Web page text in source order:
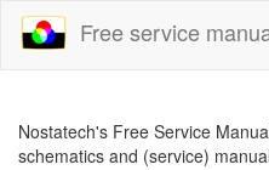
Free service
Nostatech's Free Service
schematics and (service)